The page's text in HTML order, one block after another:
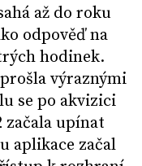
až do roku
odpověď na
hodinek.
prošla výraznými
se po akvizici
začala upínat
aplikace začal